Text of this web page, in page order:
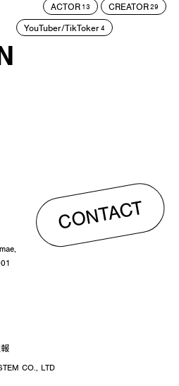
ACTOR 13 CREATOR29
YouTuber/TikToker4
CONTACT
CO., LTD